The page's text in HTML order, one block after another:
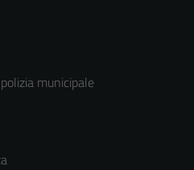
municipale
Questi cookie